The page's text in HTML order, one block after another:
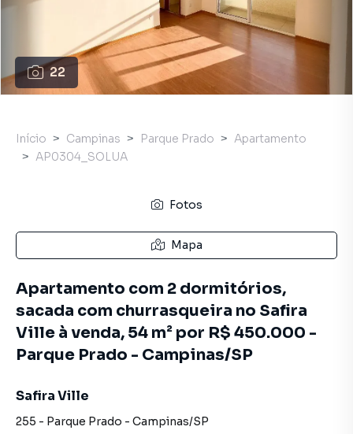
22
Início Campinas Parque Prado
Apartamento
AP0304_SOLUA
Fotos
Mapa
Apartamento com 2 dormitórios,
sacada com churrasqueira no Safira
Ville à venda, 54 m² por R$ 450.000 -
Parque Prado - Campinas/SP
Safira Ville
255 - Parque Prado - Campinas/SP